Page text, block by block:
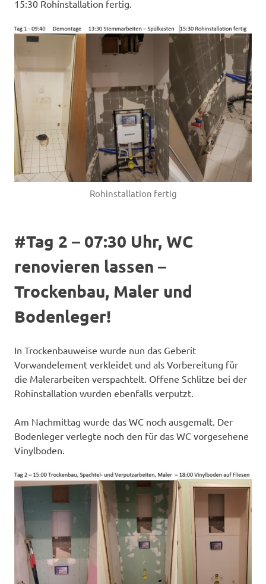
15:30 Rohinstallation fertig.
Rohinstallation fertig
#Tag 2 – 07:30 Uhr, WC
renovieren lassen –
Trockenbau, Maler und
Bodenleger!
In Trockenbauweise wurde nun das Geberit
Vorwandelement verkleidet und als Vorbereitung für
die Malerarbeiten verspachtelt. Offene Schlitze bei der
Rohinstallation wurden ebenfalls verputzt.
Am Nachmittag wurde das WC noch ausgemalt. Der
Bodenleger verlegte noch den für das WC vorgesehene
Vinylboden.